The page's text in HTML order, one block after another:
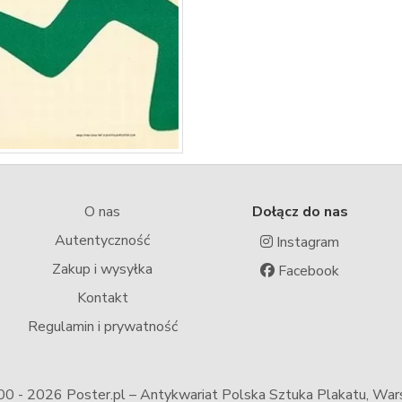
O nas
Autentyczność
Zakup i wysyłka
Kontakt
Regulamin i prywatność
Dołącz do nas
Instagram
Facebook
- 2026 Poster.pl – Antykwariat Polska Sztuka Plakatu,